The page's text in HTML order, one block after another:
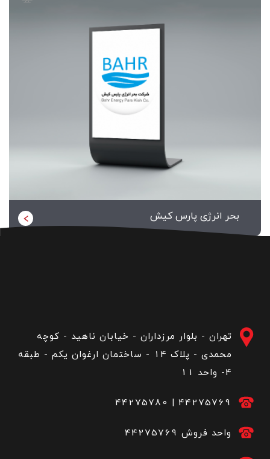
بحر انرژی پارس کیش
تهران - بلوار مرزداران - خیابان ناهید - کوچه
محمدی - پلاک 14 - ساختمان ارغوان یکم - طبقه
4- واحد 11
44275780 | 44275769
44275769 واحد فروش